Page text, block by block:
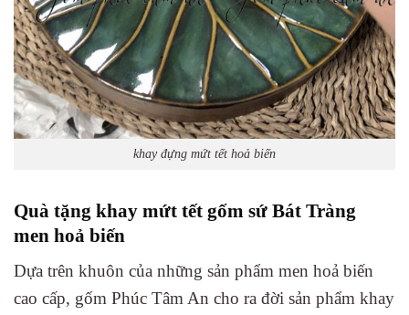
khay đựng mứt tết hoả biến
Quà tặng khay mứt tết gốm sứ Bát Tràng
men hoả biến
Dựa trên khuôn của những sản phẩm men hoả biến
cao cấp, gốm Phúc Tâm An cho ra đời sản phẩm khay